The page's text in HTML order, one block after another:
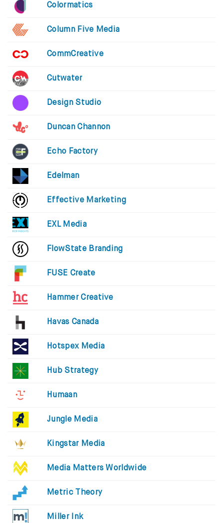
Colormatics
Column Five Media
CommCreative
Cutwater
Design Studio
Duncan Channon
Echo Factory
Edelman
Effective Marketing
EXL Media
FlowState Branding
FUSE Create
Hammer Creative
Havas Canada
Hotspex Media
Hub Strategy
Humaan
Jungle Media
Kingstar Media
Media Matters Worldwide
Metric Theory
Miller Ink